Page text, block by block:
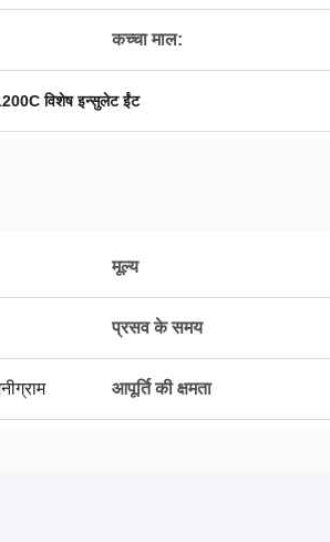
कच्चा माल:
विशेष इन्सुलेट ईंट
मूल्य
प्रसव के समय
आपूर्ति की क्षमता